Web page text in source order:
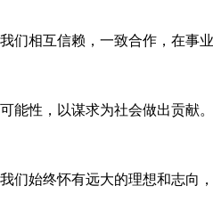
我们相互信赖，一致合作，在事
可能性，以谋求为社会做出贡献。
我们始终怀有远大的理想和志向